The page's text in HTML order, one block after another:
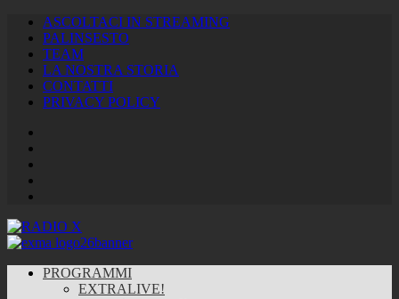
ASCOLTACI IN STREAMING
PALINSESTO
TEAM
LA NOSTRA STORIA
CONTATTI
PRIVACY POLICY
PROGRAMMI
EXTRALIVE!